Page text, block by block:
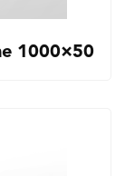
1000×50